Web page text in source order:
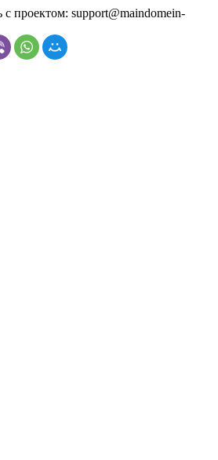
с проектом: support@maindomein-